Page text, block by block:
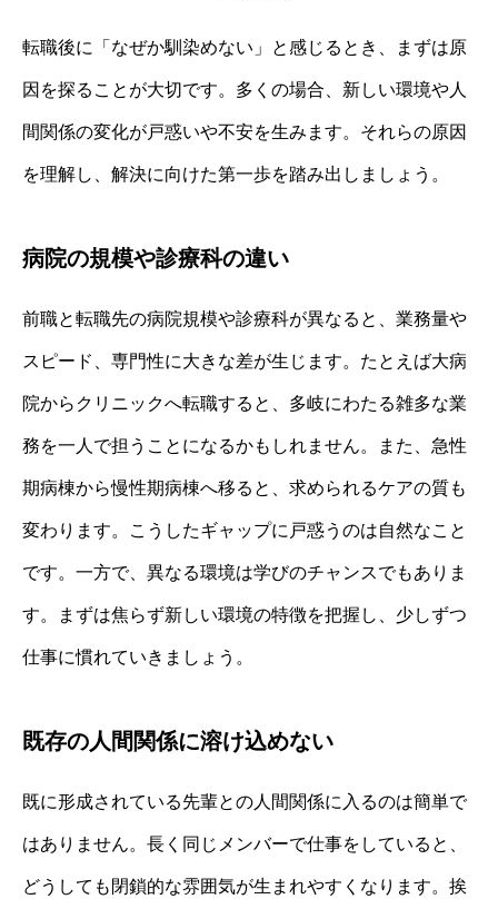
転職後に「なぜか馴染めない」と感じるとき、まずは原
因を探ることが大切です。多くの場合、新しい環境や人
間関係の変化が戸惑いや不安を生みます。それらの原因
を理解し、解決に向けた第一歩を踏み出しましょう。
病院の規模や診療科の違い
前職と転職先の病院規模や診療科が異なると、業務量や
スピード、専門性に大きな差が生じます。たとえば大病
院からクリニックへ転職すると、多岐にわたる雑多な業
務を一人で担うことになるかもしれません。また、急性
期病棟から慢性期病棟へ移ると、求められるケアの質も
変わります。こうしたギャップに戸惑うのは自然なこと
です。一方で、異なる環境は学びのチャンスでもありま
す。まずは焦らず新しい環境の特徴を把握し、少しずつ
仕事に慣れていきましょう。
既存の人間関係に溶け込めない
既に形成されている先輩との人間関係に入るのは簡単で
はありません。長く同じメンバーで仕事をしていると、
どうしても閉鎖的な雰囲気が生まれやすくなります。挨